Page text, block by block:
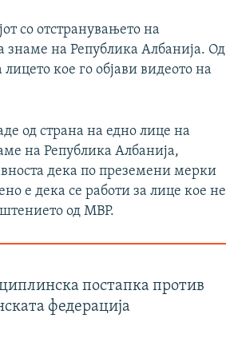
со отстранувањето на
знаме на Република Албанија. Од
кое го објави видеото на
од страна на едно лице на
на Република Албанија,
дека по преземени мерки
е дека се работи за лице кое не
од МВР.
постапка против
федерација